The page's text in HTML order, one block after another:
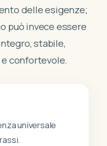
delle esigenze;
può invece essere
stabile,
confortevole.
universale